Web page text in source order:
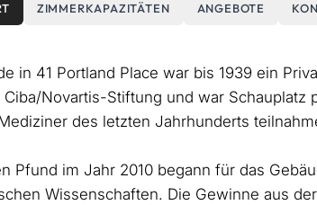
ZIMMERKAPAZITÄTEN ANGEBOTE
in 41 Portland Place war bis 1939 ein
Novartis-Stiftung und war
des letzten Jahrhunderts
Pfund im Jahr 2010 begann für das
Wissenschaften. Die Gewinne aus